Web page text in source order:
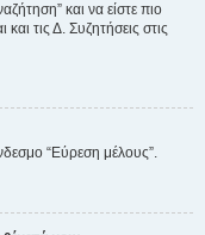
και να είστε πιο
τις Δ. Συζητήσεις στις
“Εύρεση μέλους”.